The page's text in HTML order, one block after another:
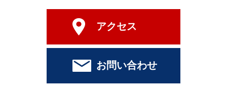
アクセス
お問い合わせ